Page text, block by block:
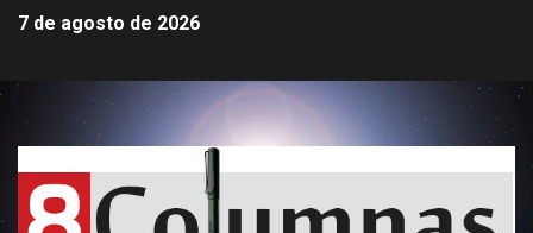
7 de agosto de 2026